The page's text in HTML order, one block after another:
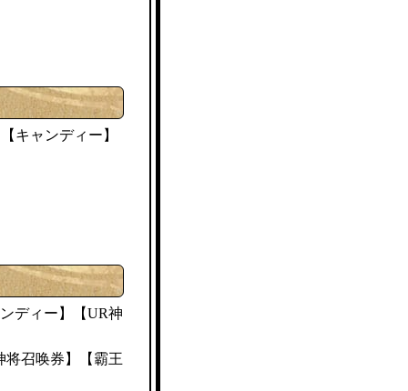
キャンディー 】
ディー 】【UR神
将召唤券】【霸王